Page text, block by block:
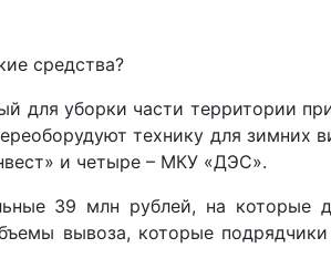
средства?
уборки части территории
технику для зимних
и четыре – МКУ «ДЭС».
39 млн рублей, на которые
вывоза, которые